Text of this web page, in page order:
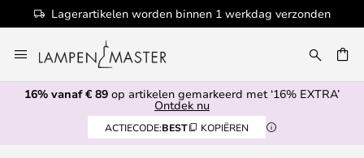
Lagerartikelen worden binnen 1 werkdag verzonden
naar
de
inhoud
16% vanaf € 89 op artikelen gemarkeerd met ‘16% EXTRA’
Ontdek nu
ACTIECODE:BEST KOPIËREN